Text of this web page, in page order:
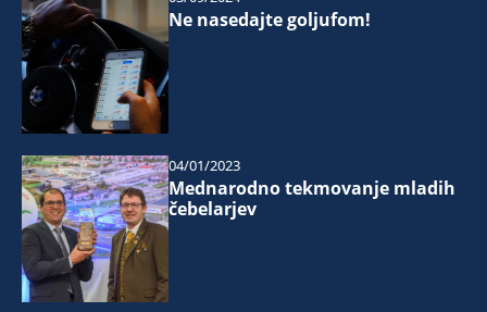
Ne nasedajte goljufom!
Mednarodno tekmovanje mladih
čebelarjev
04/01/2023